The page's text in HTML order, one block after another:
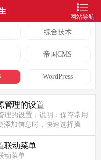
网站导航
综合技术
帝国CMS
WordPress
管理的设置
理的设置，说明：保存常用
添加信息时，快速选择操
二 、后台来源操作...
联动菜单
动菜单